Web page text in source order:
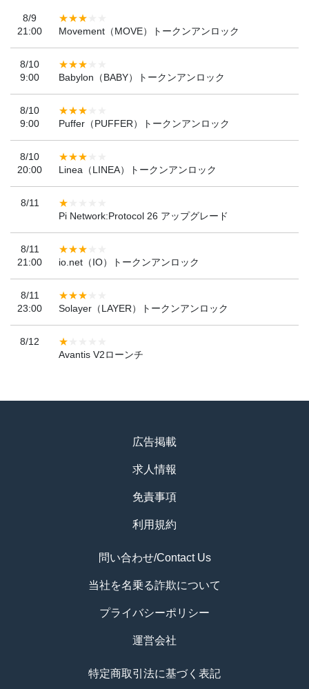
8/9
21:00
Movement（MOVE）トークンアンロック
8/10
9:00
Babylon（BABY）トークンアンロック
8/10
9:00
Puffer（PUFFER）トークンアンロック
8/10
20:00
Linea（LINEA）トークンアンロック
8/11
Pi Network:Protocol 26 アップグレード
8/11
21:00
io.net（IO）トークンアンロック
8/11
23:00
Solayer（LAYER）トークンアンロック
8/12
Avantis V2ローンチ
広告掲載
求人情報
免責事項
利用規約
問い合わせ/Contact Us
当社を名乗る詐欺について
プライバシーポリシー
運営会社
特定商取引法に基づく表記